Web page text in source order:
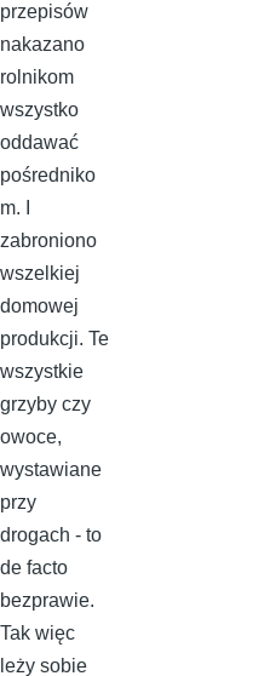
przepisów
nakazano
rolnikom
wszystko
oddawać
pośredniko
m. I
zabroniono
wszelkiej
domowej
produkcji. Te
wszystkie
grzyby czy
owoce,
wystawiane
przy
drogach - to
de facto
bezprawie.
Tak więc
leży sobie